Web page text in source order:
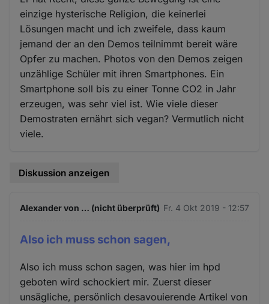
einzige hysterische Religion, die keinerlei
Lösungen macht und ich zweifele, dass kaum
jemand der an den Demos teilnimmt bereit wäre
Opfer zu machen. Photos von den Demos zeigen
unzählige Schüler mit ihren Smartphones. Ein
Smartphone soll bis zu einer Tonne CO2 in Jahr
erzeugen, was sehr viel ist. Wie viele dieser
Demostraten ernährt sich vegan? Vermutlich nicht
viele.
Diskussion anzeigen
Alexander von … (nicht überprüft) Fr. 4 Okt 2019 - 12:57
Also ich muss schon sagen,
Also ich muss schon sagen, was hier im hpd
geboten wird schockiert mir. Zuerst dieser
unsägliche, persönlich desavouierende Artikel von